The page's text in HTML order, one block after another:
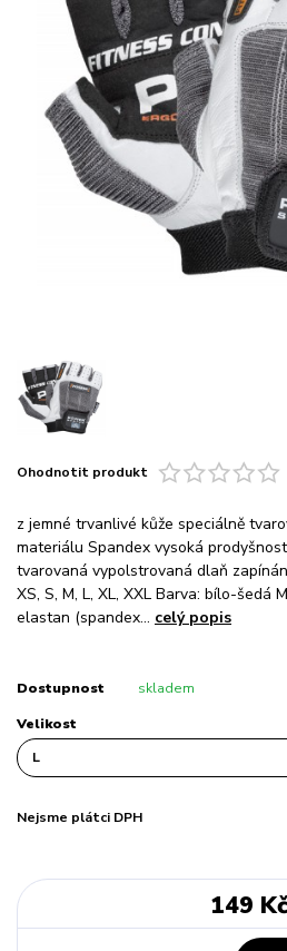
Ohodnotit produkt
z jemné trvanlivé kůže speciálně
materiálu Spandex vysoká
tvarovaná vypolstrovaná dlaň
XS, S, M, L, XL, XXL Barva: bílo-šedá
elastan (spandex... celý popis
Dostupnost skladem
Velikost
Nejsme plátci DPH
149 Kč